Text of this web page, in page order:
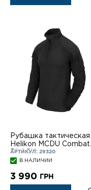
Рубашка тактическая
Helikon MCDU Combat
BLACK
АРТИКУЛ: 29320
В НАЛИЧИИ
3 990 ГРН